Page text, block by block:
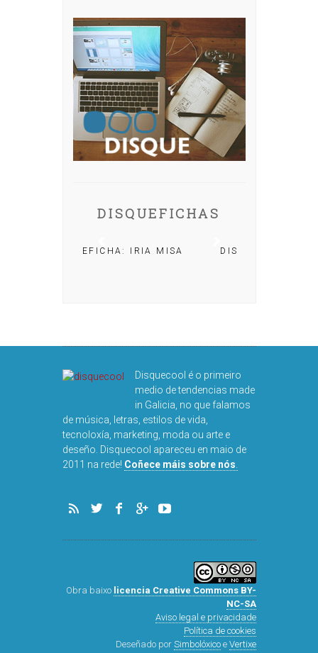
DISQUEFICHAS
DISQUEFICHA: ÓLÖF
Disquecool é o primeiro
medio de tendencias made
in Galicia, no que falamos
de música, letras, estilos de vida,
tecnoloxía, marketing, moda ou arte e
deseño. Disquecool apareceu en maio de
2011 na rede! Coñece máis sobre nós
Obra baixo licencia Creative Commons BY-
NC-SA
Aviso legal e privacidade
Política de cookies
Deseñado por Simbolóxicoe Vertixe